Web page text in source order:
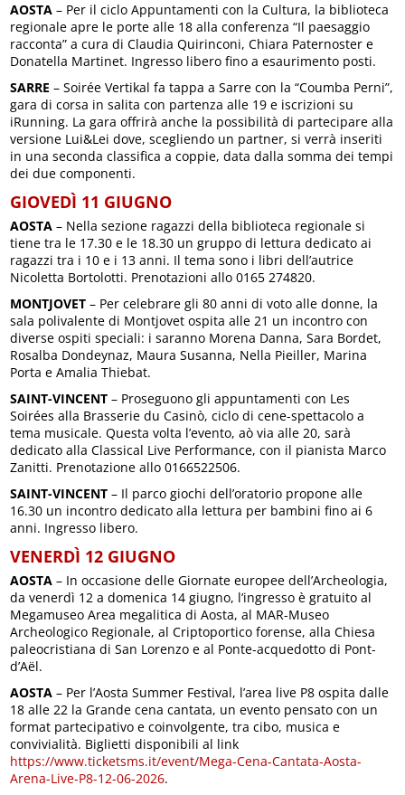
AOSTA – Per il ciclo Appuntamenti con la Cultura, la biblioteca
regionale apre le porte alle 18 alla conferenza “Il paesaggio
racconta” a cura di Claudia Quirinconi, Chiara Paternoster e
Donatella Martinet. Ingresso libero fino a esaurimento posti.
SARRE – Soirée Vertikal fa tappa a Sarre con la “Coumba Perni”,
gara di corsa in salita con partenza alle 19 e iscrizioni su
iRunning. La gara offrirà anche la possibilità di partecipare alla
versione Lui&Lei dove, scegliendo un partner, si verrà inseriti
in una seconda classifica a coppie, data dalla somma dei tempi
dei due componenti.
GIOVEDÌ 11 GIUGNO
AOSTA – Nella sezione ragazzi della biblioteca regionale si
tiene tra le 17.30 e le 18.30 un gruppo di lettura dedicato ai
ragazzi tra i 10 e i 13 anni. Il tema sono i libri dell’autrice
Nicoletta Bortolotti. Prenotazioni allo 0165 274820.
MONTJOVET – Per celebrare gli 80 anni di voto alle donne, la
sala polivalente di Montjovet ospita alle 21 un incontro con
diverse ospiti speciali: i saranno Morena Danna, Sara Bordet,
Rosalba Dondeynaz, Maura Susanna, Nella Pieiller, Marina
Porta e Amalia Thiebat.
SAINT-VINCENT – Proseguono gli appuntamenti con Les
Soirées alla Brasserie du Casinò, ciclo di cene-spettacolo a
tema musicale. Questa volta l’evento, aò via alle 20, sarà
dedicato alla Classical Live Performance, con il pianista Marco
Zanitti. Prenotazione allo 0166522506.
SAINT-VINCENT – Il parco giochi dell’oratorio propone alle
16.30 un incontro dedicato alla lettura per bambini fino ai 6
anni. Ingresso libero.
VENERDÌ 12 GIUGNO
AOSTA – In occasione delle Giornate europee dell’Archeologia,
da venerdì 12 a domenica 14 giugno, l’ingresso è gratuito al
Megamuseo Area megalitica di Aosta, al MAR-Museo
Archeologico Regionale, al Criptoportico forense, alla Chiesa
paleocristiana di San Lorenzo e al Ponte-acquedotto di Pont-
d’Aël.
AOSTA – Per l’Aosta Summer Festival, l’area live P8 ospita dalle
18 alle 22 la Grande cena cantata, un evento pensato con un
format partecipativo e coinvolgente, tra cibo, musica e
convivialità. Biglietti disponibili al link
https://www.ticketsms.it/event/Mega-Cena-Cantata-Aosta-
Arena-Live-P8-12-06-2026.